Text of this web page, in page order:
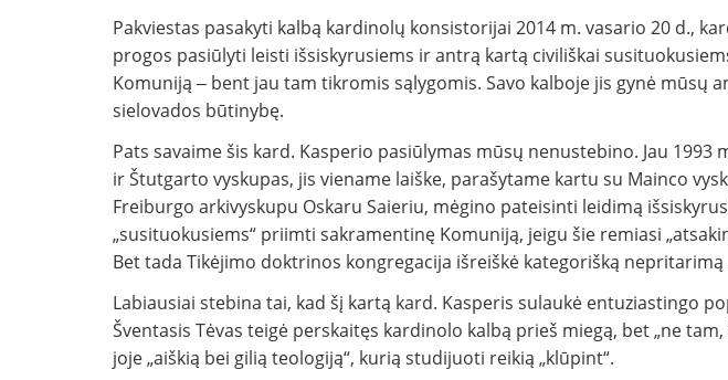
Pakviestas pasakyti kalbą kardinolų konsistorijai 2014 m. vasario 20 d.,
progos pasiūlyti leisti išsiskyrusiems ir antrą kartą civiliškai
Komuniją ‒ bent jau tam tikromis sąlygomis. Savo kalboje jis gynė mūsų
sielovados būtinybę.
Pats savaime šis kard. Kasperio pasiūlymas mūsų nenustebino. Jau 1993
ir Štutgarto vyskupas, jis viename laiške, parašytame kartu su Mainco
Freiburgo arkivyskupu Oskaru Saieriu, mėgino pateisinti leidimą
„susituokusiems“ priimti sakramentinę Komuniją, jeigu šie remiasi
Bet tada Tikėjimo doktrinos kongregacija išreiškė kategorišką nepritarimą
Labiausiai stebina tai, kad šį kartą kard. Kasperis sulaukė entuziastingo
Šventasis Tėvas teigė perskaitęs kardinolo kalbą prieš miegą, bet „ne
joje „aiškią bei gilią teologiją“, kurią studijuoti reikią „klūpint“.